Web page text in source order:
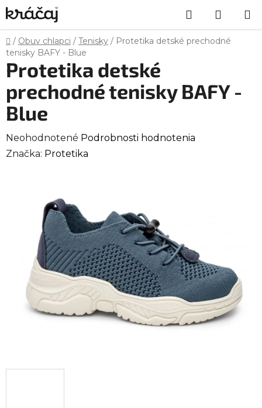
Prejsť
na
obsah
Hľadať
KOŠÍK
Domov
/ Obuv chlapci / Tenisky / Protetika detské prechodné
tenisky BAFY - Blue
Protetika detské
prechodné tenisky BAFY -
Blue
Priemerné
hodnotenie
hviezdičiek.
Neohodnotené Podrobnosti hodnotenia
Značka: Protetika